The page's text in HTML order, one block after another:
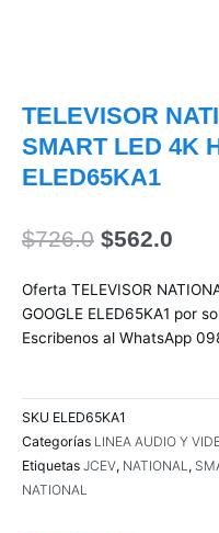
TELEVISOR
SMART LED 4K
ELED65KA1
$726.0 El
original
era:
$726.0.
$562.0
es:
Oferta TELEVISOR
GOOGLE ELED65KA1 por
Escribenos al WhatsApp
SKU ELED65KA1
Categorías LINEA AUDIO Y
Etiquetas JCEV, NATIONAL,
NATIONAL